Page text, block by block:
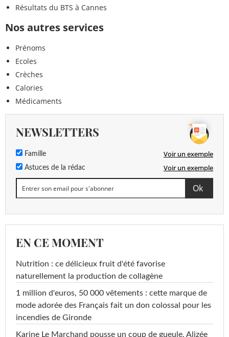
Résultats du BTS à Cannes
Nos autres services
Prénoms
Ecoles
Crèches
Calories
Médicaments
NEWSLETTERS
Famille Voir un exemple
Astuces de la rédac Voir un exemple
EN CE MOMENT
Nutrition : ce délicieux fruit d'été favorise
naturellement la production de collagène
1 million d'euros, 50 000 vêtements : cette marque de
mode adorée des Français fait un don colossal pour les
incendies de Gironde
Karine Le Marchand pousse un coup de gueule, Alizée